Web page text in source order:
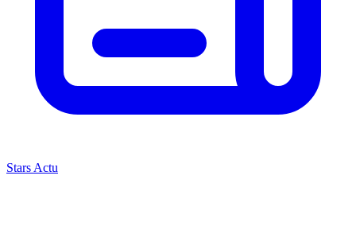
Stars Actu